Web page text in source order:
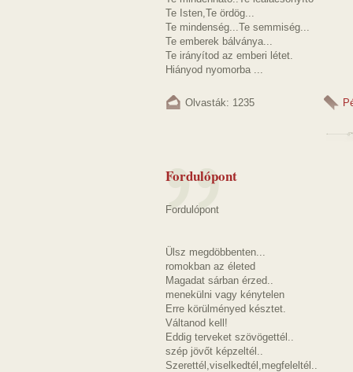
Te Isten,Te ördög...
Te mindenség...Te semmiség...
Te emberek bálványa...
Te irányítod az emberi létet.
Hiányod nyomorba ...
Olvasták: 1235
Fordulópont
Fordulópont
Ülsz megdöbbenten...
romokban az életed
Magadat sárban érzed..
menekülni vagy kénytelen
Erre körülményed késztet.
Váltanod kell!
Eddig terveket szövögettél..
szép jövőt képzeltél..
Szerettél,viselkedtél,megfeleltél..